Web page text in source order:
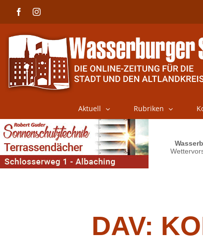
FacebookInstagram
Aktuell Rubriken
DAV: